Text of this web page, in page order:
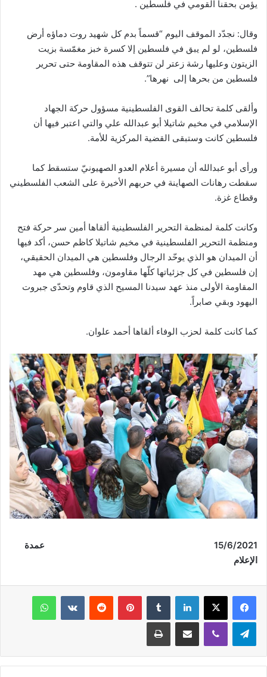
يؤمن بحقنا القومي في فلسطين .
وقال: نجدّد الموقف اليوم “قسماً بدم كل شهيد روت دماؤه أرض
فلسطين، لو لم يبق في فلسطين إلا كسرة خبز مغمّسة بزيت
الزيتون وعليها رشة زعتر لن تتوقف هذه المقاومة حتى تحرير
فلسطين من بحرها إلى نهرها”.
وألقى كلمة تحالف القوى الفلسطينية مسؤول حركة الجهاد
الإسلامي في مخيم شاتيلا أبو عبدالله علي والتي اعتبر فيها أن
فلسطين كانت وستبقى القضية المركزية للأمة.
ورأى أبو عبدالله أن مسيرة أعلام العدو الصهيونيّ ستسقط كما
سقطت رهانات الصهاينة في حربهم الأخيرة على الشعب الفلسطيني
وقطاع غزة.
وكانت كلمة لمنظمة التحرير الفلسطينية ألقاها أمين سر حركة فتح
ومنظمة التحرير الفلسطينية في مخيم شاتيلا كاظم حسن، أكد فيها
أن الميدان هو الذي يوحّد الرجال وفلسطين هي الميدان الحقيقي،
إن فلسطين في كل جزئياتها كلّها مقاومون، وفلسطين هي مهد
المقاومة الأولى منذ عهد سيدنا المسيح الذي قاوم وتحدّى جبروت
اليهود وبقي صابراً.
كما كانت كلمة لحزب الوفاء ألقاها أحمد علوان.
15/6
/2021 عمدة
الإعلام
فيسبوك لينكدإن بينتيريست